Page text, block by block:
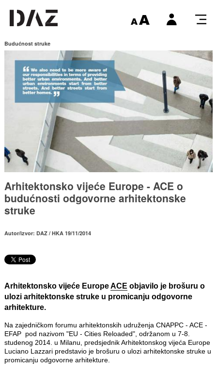
Budućnost struke
Arhitektonsko vijeće Europe - ACE o
budućnosti odgovorne arhitektonske
struke
Autor/izvor: DAZ / HKA 19/11/2014
Arhitektonsko vijeće EuropeACE objavilo je brošuru o
ulozi arhitektonske struke u promicanju odgovorne
arhitekture.
Na zajedničkom forumu arhitektonskih udruženja CNAPPC - ACE -
EFAP pod nazivom "EU - Cities Reloaded", održanom u 7-8.
studenog 2014. u Milanu, predsjednik Arhitektonskog vijeća Europe
Luciano Lazzari predstavio je brošuru o ulozi arhitektonske struke u
promicanju odgovorne arhitekture.